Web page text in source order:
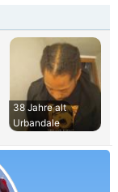
38 Jahre alt
Urbandale